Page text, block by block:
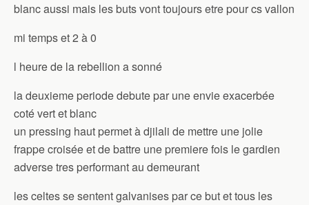
blanc aussi mais les buts vont toujours etre pour cs vallon
mi temps et 2 à 0
l heure de la rebellion a sonné
la deuxieme periode debute par une envie exacerbée
coté vert et blanc
un pressing haut permet à djilali de mettre une jolie
frappe croisée et de battre une premiere fois le gardien
adverse tres performant au demeurant
les celtes se sentent galvanises par ce but et tous les